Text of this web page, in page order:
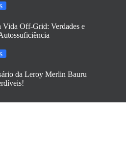
Vida Off-Grid: Verdades e
da Leroy Merlin Bauru